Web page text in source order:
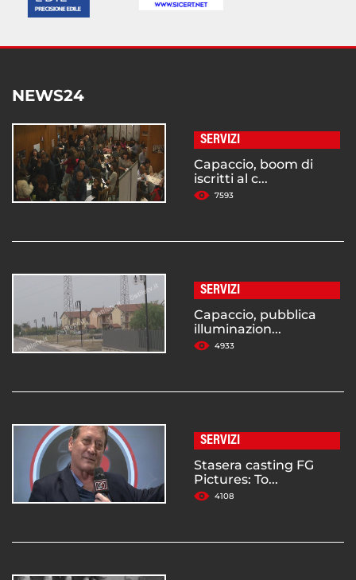
NEWS24
SERVIZI
Capaccio, boom di
iscritti al c...
7593
SERVIZI
Capaccio, pubblica
illuminazion...
4933
SERVIZI
Stasera casting FG
Pictures: To...
4108